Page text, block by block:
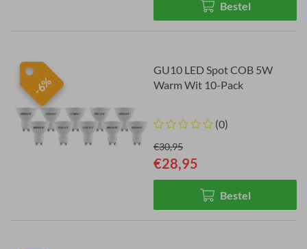
Bestel
-6%
GU10 LED Spot COB 5W
Warm Wit 10-Pack
(0)
€30,95
€28,95
Bestel